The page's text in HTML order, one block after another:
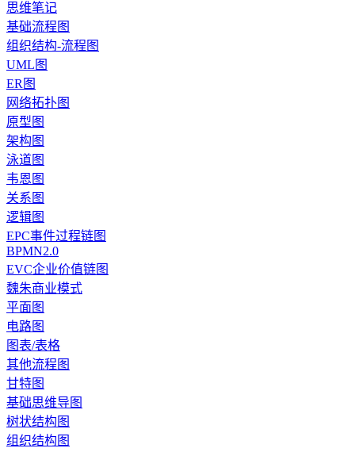
思维笔记
基础流程图
组织结构-流程图
UML图
ER图
网络拓扑图
原型图
架构图
泳道图
韦恩图
关系图
逻辑图
EPC事件过程链图
BPMN2.0
EVC企业价值链图
魏朱商业模式
平面图
电路图
图表/表格
其他流程图
甘特图
基础思维导图
树状结构图
组织结构图